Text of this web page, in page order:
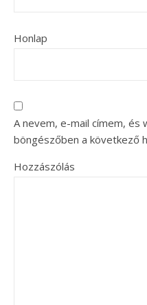
Honlap
A nevem, e-mail címem, és
böngészőben a következő
Hozzászólás